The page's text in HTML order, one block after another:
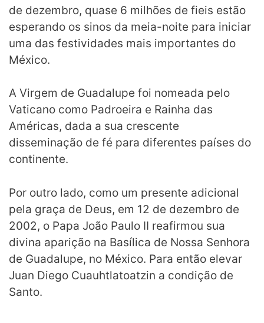
de dezembro, quase 6 milhões de fieis estão
esperando os sinos da meia-noite para iniciar
uma das festividades mais importantes do
México.
A Virgem de Guadalupe foi nomeada pelo
Vaticano como Padroeira e Rainha das
Américas, dada a sua crescente
disseminação de fé para diferentes países do
continente.
Por outro lado, como um presente adicional
pela graça de Deus, em 12 de dezembro de
2002, o Papa João Paulo II reafirmou sua
divina aparição na Basílica de Nossa Senhora
de Guadalupe, no México. Para então elevar
Juan Diego Cuauhtlatoatzin a condição de
Santo.